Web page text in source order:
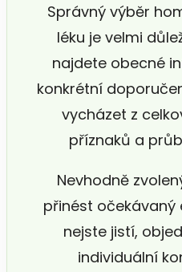
Správný výběr
léku je velmi
najdete obecné
konkrétní
vycházet z
příznaků a
Nevhodně
přinést očekávaný
nejste jistí,
individuální